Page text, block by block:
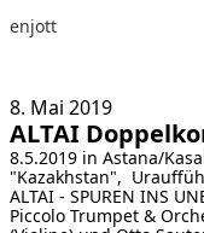
enjott
Selected Works
Werkverzeichnis
8. Mai 2019
ALTAI
8.5.2019 in Astana/
"Kazakhstan",
ALTAI - SPUREN INS
Piccolo Trumpet &